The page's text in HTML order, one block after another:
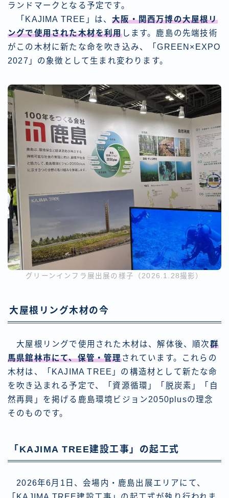
ランドマークとなる予定です。
「KAJIMA TREE」は、大阪・関西万博の大屋根リ
ングで使用された木材を利用します。鹿島の先端技術
がこの木材に新たな命を吹き込み、「GREEN×EXPO
2027」の象徴として生まれ変わります。
グリーンインフラ展出展の様子（2026.1.28撮影）
大屋根リング木材の今
大屋根リングで使用された木材は、解体後、順次群
馬県館林市にて、保管・管理されています。これらの
木材は、「KAJIMA TREE」の構造材として新たな命
を吹き込まれる予定で、「資源循環」「脱炭素」「自
然再興」を掲げる鹿島環境ビジョン2050plusの理念
そのものです。
「KAJIMA TREE建設工事」の起工式
2026年6月1日、会場内・鹿島出展エリアにて、